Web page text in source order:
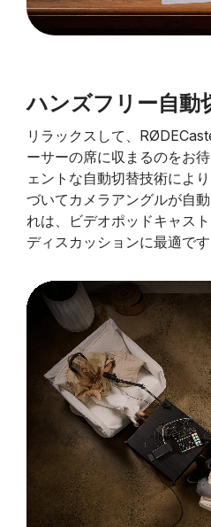
ハンズフリー自動
リラックスして、
ーサーの席に収まるのをお
ェントな自動切替技術によ
づいてカメラアングルが自
れは、ビデオポッドキャス
ディスカッションに最適です